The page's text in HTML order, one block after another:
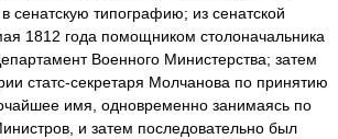
сенатскую типографию; из сенатской
1812 года помощником столоначальника
Военного Министерства; затем
статс-секретаря Молчанова по принятию
имя, одновременно занимаясь по
и затем последовательно был